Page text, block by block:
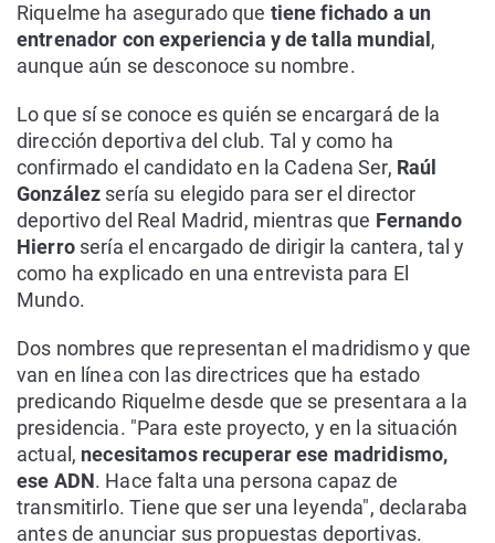
Riquelme ha asegurado que tiene fichado a un
entrenador con experiencia y de talla mundial ,
aunque aún se desconoce su nombre.
Lo que sí se conoce es quién se encargará de la
dirección deportiva del club. Tal y como ha
confirmado el candidato en la Cadena Ser, Raúl
González sería su elegido para ser el director
deportivo del Real Madrid, mientras que Fernando
Hierrosería el encargado de dirigir la cantera, tal y
como ha explicado en una entrevista para El
Mundo.
Dos nombres que representan el madridismo y que
van en línea con las directrices que ha estado
predicando Riquelme desde que se presentara a la
presidencia. "Para este proyecto, y en la situación
actual, necesitamos recuperar ese madridismo,
ese ADN. Hace falta una persona capaz de
transmitirlo. Tiene que ser una leyenda", declaraba
antes de anunciar sus propuestas deportivas.